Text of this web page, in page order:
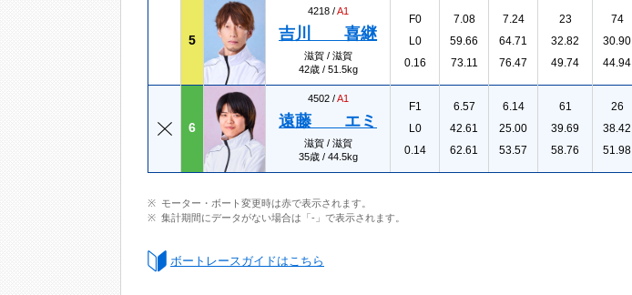
5
4218 /A1
吉川 喜継
滋賀 / 滋賀
42歳 / 51.5kg
F0
L0
0.16
7.08
59.66
73.11
7.24
64.71
76.47
23
32.82
49.74
74
30.90
44.94
6
4502 /A1
遠藤 エミ
滋賀 / 滋賀
35歳 / 44.5kg
F1
L0
0.14
6.57
42.61
62.61
6.14
25.00
53.57
61
39.69
58.76
26
38.42
51.98
モーター・ボート変更時は赤で表示されます。
集計期間にデータがない場合は「-」で表示されます。
ボートレースガイドはこちら